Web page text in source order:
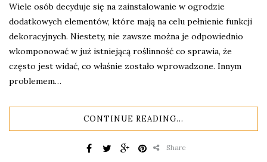
Wiele osób decyduje się na zainstalowanie w ogrodzie
dodatkowych elementów, które mają na celu pełnienie funkcji
dekoracyjnych. Niestety, nie zawsze można je odpowiednio
wkomponować w już istniejącą roślinność co sprawia, że
często jest widać, co właśnie zostało wprowadzone. Innym
problemem…
CONTINUE READING...
Share